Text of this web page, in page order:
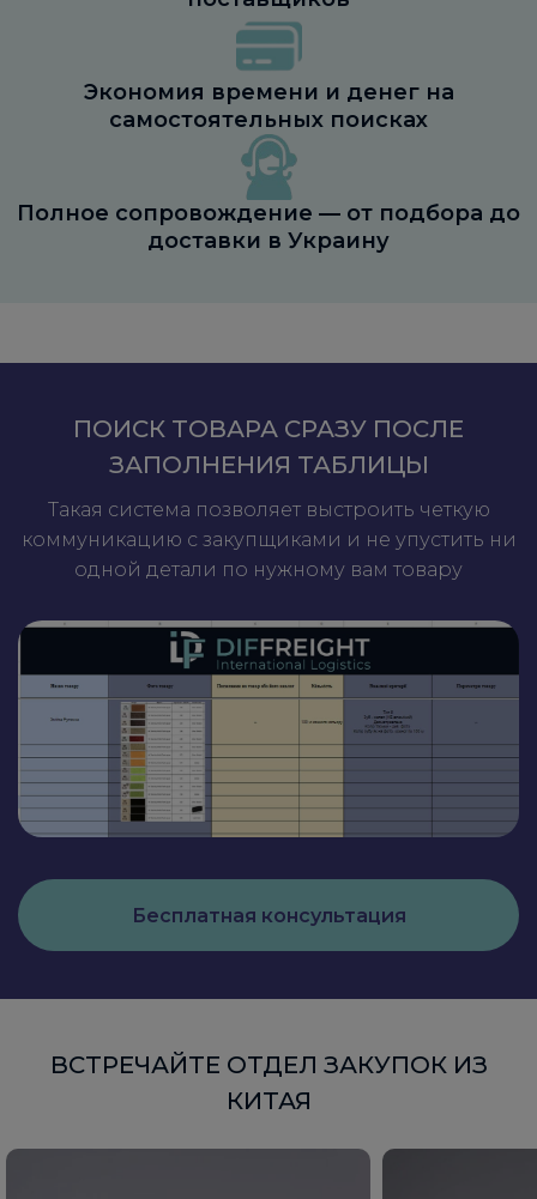
Экономия времени и денег на
самостоятельных поисках
Полное сопровождение — от подбора до
доставки в Украину
ПОИСК ТОВАРА СРАЗУ ПОСЛЕ
ЗАПОЛНЕНИЯ ТАБЛИЦЫ
Такая система позволяет выстроить четкую
коммуникацию с закупщиками и не упустить ни
одной детали по нужному вам товару
Бесплатная консультация
ВСТРЕЧАЙТЕ ОТДЕЛ ЗАКУПОК ИЗ
КИТАЯ